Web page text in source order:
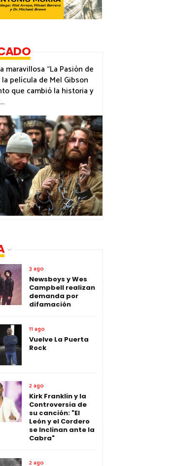
maravillosa “La Pasión de
la película de Mel Gibson
que cambió la historia y
3 ago
Newsboys y Wes
Campbell realizan
demanda por
difamación
11 ago
Vuelve La Puerta
Rock
2 ago
Kirk Franklin y la
Controversia de
su canción: "El
León y el Cordero
se Inclinan ante la
Cabra"
2 ago